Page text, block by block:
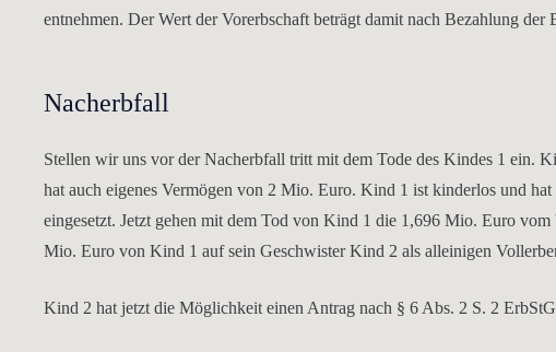
entnehmen. Der Wert der Vorerbschaft beträgt damit nach Bezahlung der
Nacherbfall
Stellen wir uns vor der Nacherbfall tritt mit dem Tode des Kindes 1 ein.
hat auch eigenes Vermögen von 2 Mio. Euro. Kind 1 ist kinderlos und
eingesetzt. Jetzt gehen mit dem Tod von Kind 1 die 1,696 Mio. Euro
Mio. Euro von Kind 1 auf sein Geschwister Kind 2 als alleinigen
Kind 2 hat jetzt die Möglichkeit einen Antrag nach § 6 Abs. 2 S. 2